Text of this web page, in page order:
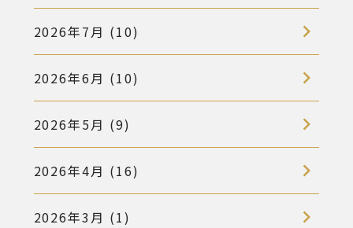
2026年7月 (10)
2026年6月 (10)
2026年5月 (9)
2026年4月 (16)
2026年3月 (1)